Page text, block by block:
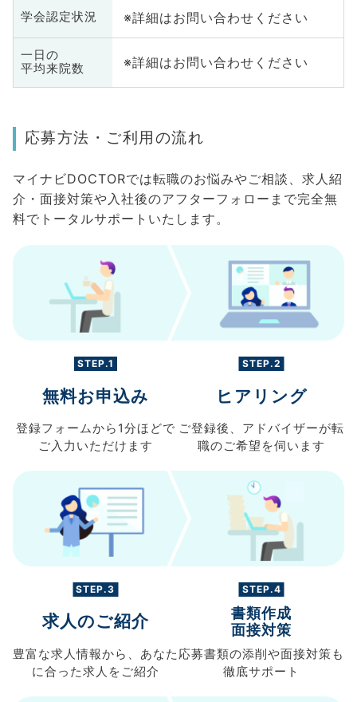
学会認定状況 ※詳細はお問い合わせください
一日の
平均来院数
※詳細はお問い合わせください
応募方法・ご利用の流れ
マイナビDOCTORでは転職のお悩みやご相談、求人紹
介・面接対策や入社後のアフターフォローまで完全無
料でトータルサポートいたします。
STEP.1
無料お申込み
登録フォームから 1分ほどで
ご入力 いただけます
STEP.2
ヒアリング
ご登録後、 アドバイザーが転
職のご希望を伺います
STEP.3
求人のご紹介
豊富な求人情報から、 あなた
に合った求人を ご紹介
STEP.4
書類作成
面接対策
応募書類の添削や面接対策も
徹底サポート